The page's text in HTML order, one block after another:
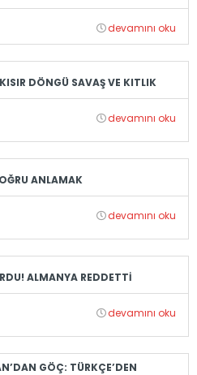
devamını oku
DÖNGÜ SAVAŞ VE KITLIK
devamını oku
ANLAMAK
devamını oku
ALMANYA REDDETTİ
devamını oku
GÖÇ: TÜRKÇE’DEN